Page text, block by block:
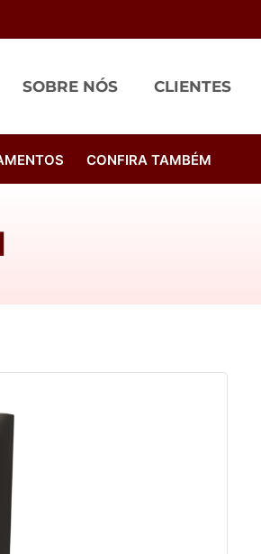
SOBRE NÓS CLIENTES
CONFIRA TAMBÉM